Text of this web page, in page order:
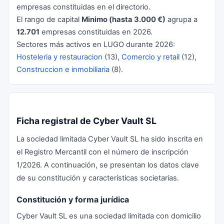
empresas constituidas en el directorio.
El rango de capital Minimo (hasta 3.000 €) agrupa a
12.701 empresas constituidas en 2026.
Sectores más activos en LUGO durante 2026:
Hosteleria y restauracion (13), Comercio y retail (12),
Construccion e inmobiliaria (8).
Ficha registral de Cyber Vault SL
La sociedad limitada Cyber Vault SL ha sido inscrita en
el Registro Mercantil con el número de inscripción
1/2026. A continuación, se presentan los datos clave
de su constitución y características societarias.
Constitución y forma jurídica
Cyber Vault SL es una sociedad limitada con domicilio